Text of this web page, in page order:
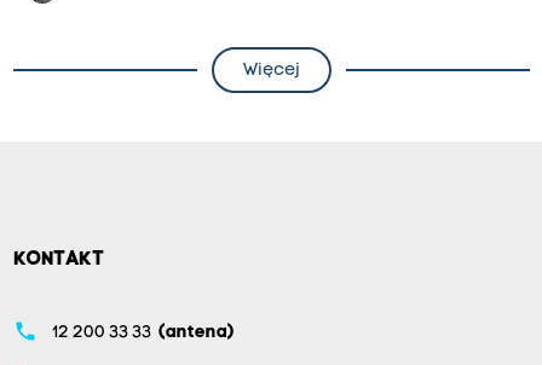
Więcej
KONTAKT
phone 12 200 33 33 (antena)